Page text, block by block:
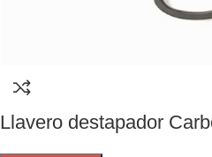
Llavero destapador